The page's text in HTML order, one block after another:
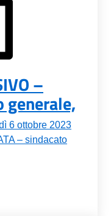
–
generale,
6 ottobre 2023
– sindacato